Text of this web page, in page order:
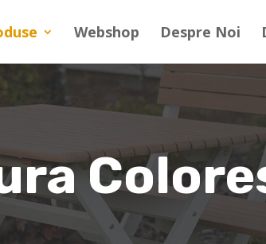
Webshop Despre Noi